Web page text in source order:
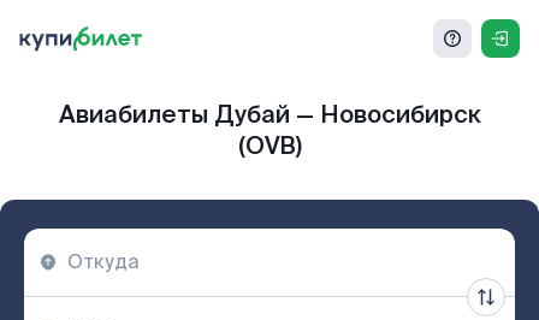
Авиабилеты Дубай — Новосибирск
(OVB)